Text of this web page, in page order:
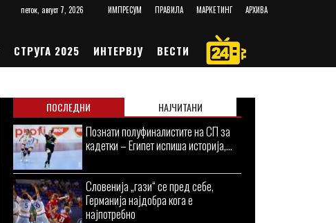
петок, август 7, 2026 ИМПРЕСУМ ПРАВИЛА МАРКЕТИНГ АРХИВА
СТРУГА 2025 ИНТЕРВЈУ ВЕСТИ
ПОСЛЕДНИ НАЈЧИТАНИ
Познати полуфиналистите на СП за
кадетки – Египет испиша историја,...
Словенија „гази“ се пред себе,
Германија најдобра кога е
најпотребно